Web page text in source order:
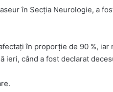
în Secția Neurologie, a
în proporție de 90 %, iar
ieri, când a fost declarat